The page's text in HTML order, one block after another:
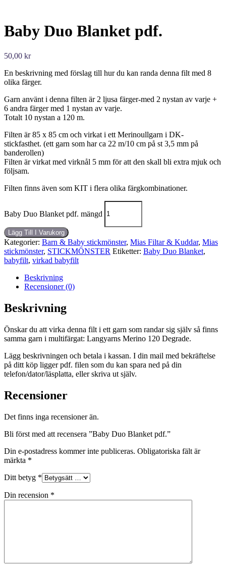
Baby Duo Blanket pdf.
50,00 kr
En beskrivning med förslag till hur du kan randa denna filt med 8
olika färger.
Garn använt i denna filten är 2 ljusa färger-med 2 nystan av varje +
6 andra färger med 1 nystan av varje.
Totalt 10 nystan a 120 m.
Filten är 85 x 85 cm och virkat i ett Merinoullgarn i DK-
stickfasthet. (ett garn som har ca 22 m/10 cm på st 3,5 mm på
banderollen)
Filten är virkat med virknål 5 mm för att den skall bli extra mjuk och
följsam.
Filten finns även som KIT i flera olika färgkombinationer.
Baby Duo Blanket pdf. mängd
Lägg Till I Varukorg
Kategorier: Barn & Baby stickmönster, Mias Filtar & Kuddar, Mias
stickmönster, STICKMÖNSTER Etiketter: Baby Duo Blanket,
babyfilt, virkad babyfilt
Beskrivning
Recensioner (0)
Beskrivning
Önskar du att virka denna filt i ett garn som randar sig själv så finns
samma garn i multifärgat: Langyarns Merino 120 Degrade.
Lägg beskrivningen och betala i kassan. I din mail med bekräftelse
på ditt köp ligger pdf. filen som du kan spara ned på din
telefon/dator/läsplatta, eller skriva ut själv.
Recensioner
Det finns inga recensioner än.
Bli först med att recensera ”Baby Duo Blanket pdf.”
Din e-postadress kommer inte publiceras. Obligatoriska fält är
märkta *
Ditt betyg *
Din recension *